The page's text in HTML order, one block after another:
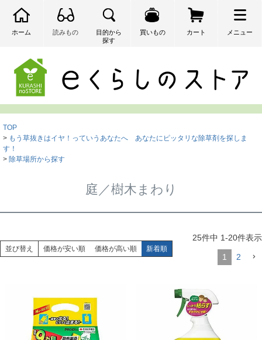
ホーム 読みもの
目的から
探す
買いもの カート メニュー
TOP
もう草抜きはイヤ！っていうあなたへ あなたにピッタリな除草剤を探しま
す！
除草場所から探す
庭／樹木まわり
並び替え 価格が安い順 価格が高い順 新着順
25件中 1-20件表示
1 2